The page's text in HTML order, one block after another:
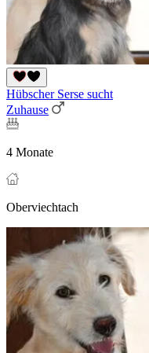
Hübscher Serse sucht
Zuhause
4 Monate
Oberviechtach